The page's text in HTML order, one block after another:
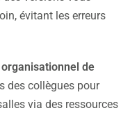
évitant les erreurs
organisationnel de
des collègues pour
via des ressources